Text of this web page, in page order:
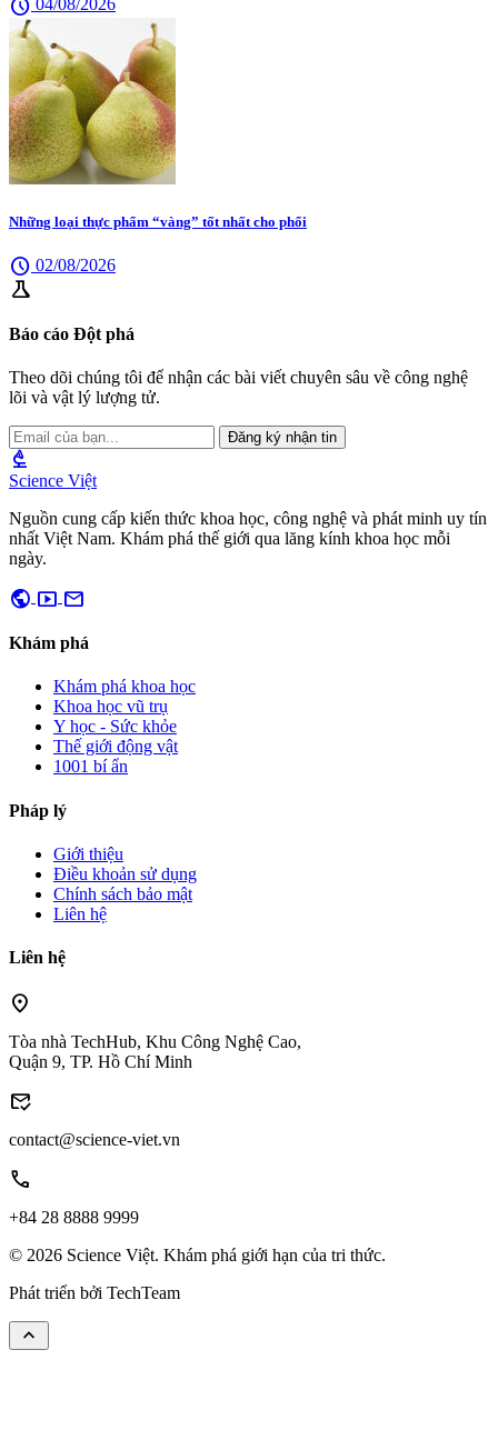
schedule 04/08/2026
Những loại thực phẩm “vàng” tốt nhất cho phổi
schedule 02/08/2026
science
Báo cáo Đột phá
Theo dõi chúng tôi để nhận các bài viết chuyên sâu về công nghệ
lõi và vật lý lượng tử.
Đăng ký nhận tin
biotech
Science Việt
Nguồn cung cấp kiến thức khoa học, công nghệ và phát minh uy tín
nhất Việt Nam. Khám phá thế giới qua lăng kính khoa học mỗi
ngày.
public smart_display mail
Khám phá
Khám phá khoa học
Khoa học vũ trụ
Y học - Sức khỏe
Thế giới động vật
1001 bí ẩn
Pháp lý
Giới thiệu
Điều khoản sử dụng
Chính sách bảo mật
Liên hệ
Liên hệ
location_on
Tòa nhà TechHub, Khu Công Nghệ Cao,
Quận 9, TP. Hồ Chí Minh
mark_email_read
contact@science-viet.vn
call
+84 28 8888 9999
© 2026 Science Việt. Khám phá giới hạn của tri thức.
Phát triển bởi TechTeam
keyboard_arrow_up